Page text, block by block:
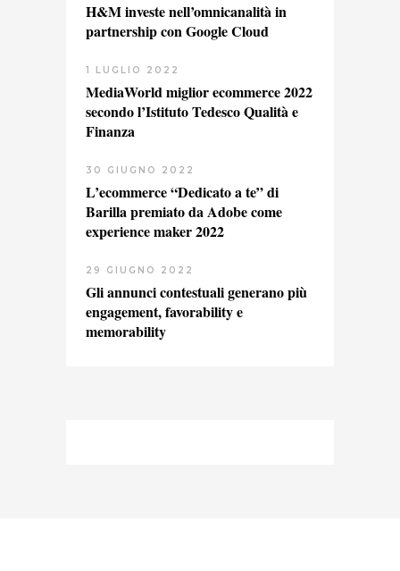
H&M investe nell’omnicanalità in
partnership con Google Cloud
1 LUGLIO 2022
MediaWorld miglior ecommerce 2022
secondo l’Istituto Tedesco Qualità e
Finanza
30 GIUGNO 2022
L’ecommerce “Dedicato a te” di
Barilla premiato da Adobe come
experience maker 2022
29 GIUGNO 2022
Gli annunci contestuali generano più
engagement, favorability e
memorability